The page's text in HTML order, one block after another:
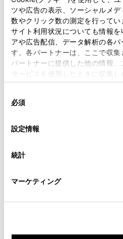
ツや広告の表示、ソーシャルメ
数やクリック数の測定を行って
サイト利用状況についても情報
アや広告配信、データ解析の各
す。各パートナーは、ここで収
パートナーに提供した他の情報
サービスを使用したときに収集
使用することがあります。当ウ
デバイスにすべてのCookie(クッ
意したことになります。
設定の変更、同意を撤回したり
「Cookie（クッキー）情報の取
必須
設定情報
統計
マーケティング
安全装置・運転サポート
衝突被害軽減ブレーキ
（対車両・歩行者）
車線逸脱警報